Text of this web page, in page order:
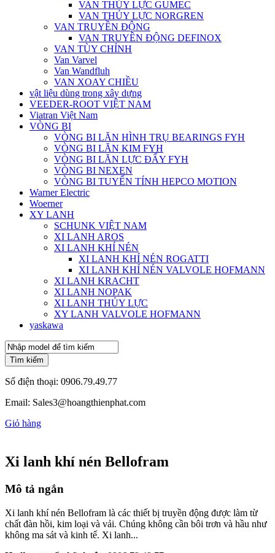
VAN THỦY LỰC GUMEC
VAN THỦY LỰC NORGREN
VAN TRUYỀN ĐỘNG
VAN TRUYỀN ĐỘNG DEFINOX
VAN TÙY CHỈNH
Van Varvel
Van Wandfluh
VAN XOAY CHIỀU
vật liệu dùng trong xây dựng
VEEDER-ROOT VIỆT NAM
Viatran Việt Nam
VÒNG BI
VÒNG BI LĂN HÌNH TRỤ BEARINGS FYH
VÒNG BI LĂN KIM FYH
VÒNG BI LĂN LỰC ĐẨY FYH
VÒNG BI NEXEN
VÒNG BI TUYẾN TÍNH HEPCO MOTION
Warner Electric
Woerner
XY LANH
SCHUNK VIỆT NAM
XI LANH AROS
XI LANH KHÍ NÉN
XI LANH KHÍ NÉN ROGATTI
XI LANH KHÍ NÉN VALVOLE HOFMANN
XI LANH KRACHT
XI LANH NOPAK
XI LANH THỦY LỰC
XY LANH VALVOLE HOFMANN
yaskawa
Tìm kiếm
Số điện thoại: 0906.79.49.77
Email: Sales3@hoangthienphat.com
Giỏ hàng
Xi lanh khí nén Bellofram
Mô tả ngắn
Xi lanh khí nén Bellofram là các thiết bị truyền động được làm từ
chất đàn hồi, kim loại và vải. Chúng không cần bôi trơn và hầu như
không ma sát và kinh tế. Xi lanh...